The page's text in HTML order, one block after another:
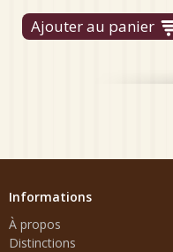
Informations
À propos
Distinctions